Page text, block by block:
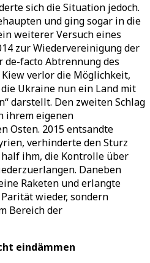
sich die Situation jedoch.
und ging sogar in die
weiterer Versuch eines
zur Wiedervereinigung der
de-facto Abtrennung des
verlor die Möglichkeit,
Ukraine nun ein Land mit
darstellt. Den zweiten Schlag
ihrem eigenen
Osten. 2015 entsandte
verhinderte den Sturz
ihm, die Kontrolle über
Daneben
Raketen und erlangte
wieder, sondern
Bereich der
eindämmen